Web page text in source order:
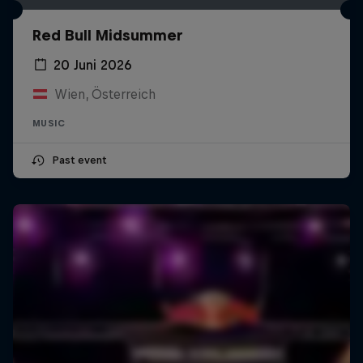
Red Bull Midsummer
20 Juni 2026
Wien, Österreich
MUSIC
Past event